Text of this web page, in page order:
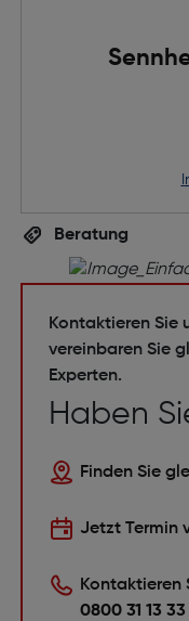
Beratung
Kontaktieren Sie
vereinbaren Sie
Experten.
Haben
Finden Sie
Jetzt Termin
Kontaktieren
0800 31 13 33